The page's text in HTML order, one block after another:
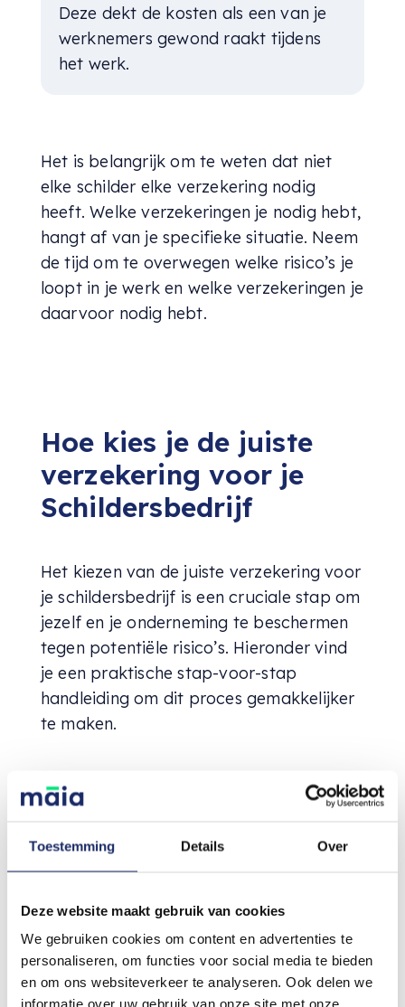
Toestemming Details Over
Deze website maakt gebruik van cookies
We gebruiken cookies om content en advertenties te
personaliseren, om functies voor social media te bieden
en om ons websiteverkeer te analyseren. Ook delen we
informatie over uw gebruik van onze site met onze
Deze dekt de kosten als een van je
werknemers gewond raakt tijdens
het werk.
Het is belangrijk om te weten dat niet
elke schilder elke verzekering nodig
heeft. Welke verzekeringen je nodig hebt,
hangt af van je specifieke situatie. Neem
de tijd om te overwegen welke risico’s je
loopt in je werk en welke verzekeringen je
daarvoor nodig hebt.
Hoe kies je de juiste
verzekering voor je
Schildersbedrijf
Het kiezen van de juiste verzekering voor
je schildersbedrijf is een cruciale stap om
jezelf en je onderneming te beschermen
tegen potentiële risico’s. Hieronder vind
je een praktische stap-voor-stap
handleiding om dit proces gemakkelijker
te maken.
Stap 1: Inventariseer je
risico’s
De eerste stap bij het kiezen van de juiste
de potentiële risico’s die je bedrijf loopt.
Denk hierbij aan het risico op lichamelijk
letsel, schade aan eigendommen, verlies
van bedrijfsmiddelen, cyberaanvallen en